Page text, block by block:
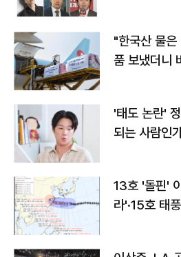
"한국산 물
품 보냈더니
'태도 논란'
되는 사람인
13호 '돌핀'
라'·15호 태